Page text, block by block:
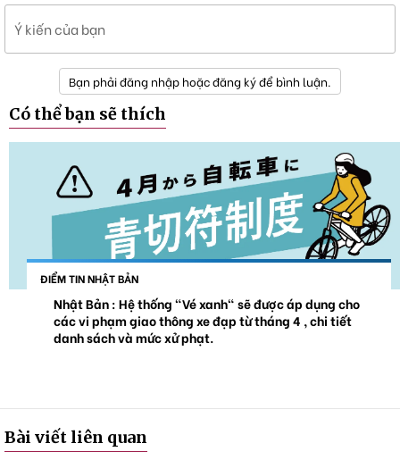
Ý kiến của bạn
Bạn phải đăng nhập hoặc đăng ký để bình luận.
Có thể bạn sẽ thích
ĐIỂM TIN NHẬT BẢN
Nhật Bản : Hệ thống "Vé xanh" sẽ được áp dụng cho
các vi phạm giao thông xe đạp từ tháng 4 , chi tiết
danh sách và mức xử phạt.
Bài viết liên quan